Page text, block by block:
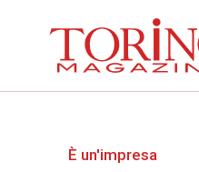
È un'impresa